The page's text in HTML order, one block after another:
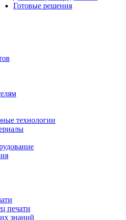
Готовые решения
технологии
печати
знаний